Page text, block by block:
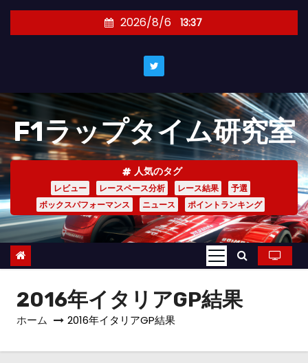
キ
ッ
プ
2026/8/6 13:37
F1ラップタイム研究室
人気のタグ
レビュー レースペース分析 レース結果
予選
ボックスパフォーマンス
ニュース ポイントランキング
2016年イタリアGP結果
ホーム 2016年イタリアGP結果